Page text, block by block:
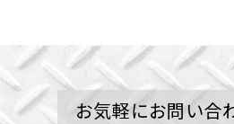
お気軽にお問い合